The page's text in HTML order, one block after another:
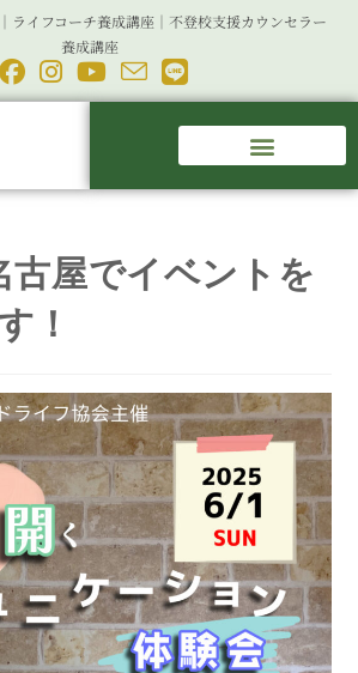
ライフコーチ養成講座｜不登校支援カウンセラー
養成講座
古屋でイベントを
！